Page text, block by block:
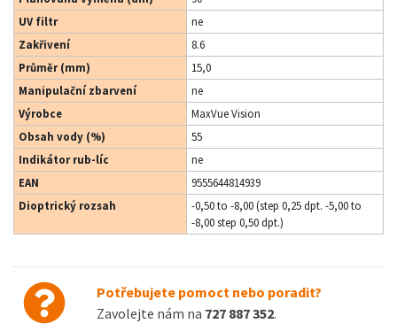
UV filtr
ne
Zakřivení
8.6
Průměr (mm)
15,0
Manipulační zbarvení
ne
Výrobce
MaxVue Vision
Obsah vody (%)
55
Indikátor rub-líc
ne
EAN
9555644814939
Dioptrický rozsah
-0,50 to -8,00 (step 0,25 dpt. -5,00 to
-8,00 step 0,50 dpt.)
Potřebujete pomoct nebo poradit?
Zavolejte nám na 727 887 352.